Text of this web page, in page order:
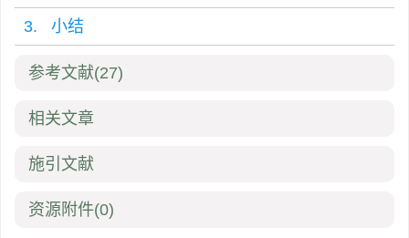
3. 小结
参考文献(27)
相关文章
施引文献
资源附件(0)